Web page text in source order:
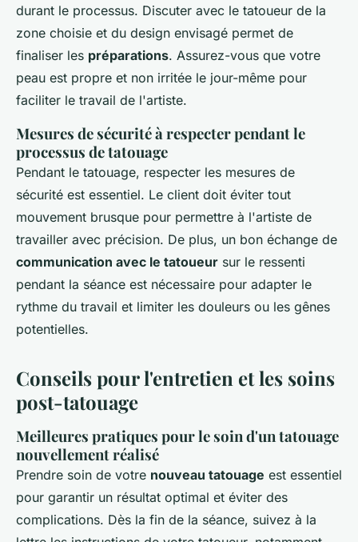
durant le processus. Discuter avec le tatoueur de la
zone choisie et du design envisagé permet de
finaliser les préparations. Assurez-vous que votre
peau est propre et non irritée le jour-même pour
faciliter le travail de l'artiste.
Mesures de sécurité à respecter pendant le
processus de tatouage
Pendant le tatouage, respecter les mesures de
sécurité est essentiel. Le client doit éviter tout
mouvement brusque pour permettre à l'artiste de
travailler avec précision. De plus, un bon échange de
communication avec le tatoueur sur le ressenti
pendant la séance est nécessaire pour adapter le
rythme du travail et limiter les douleurs ou les gênes
potentielles.
Conseils pour l'entretien et les soins
post-tatouage
Meilleures pratiques pour le soin d'un tatouage
nouvellement réalisé
Prendre soin de votre nouveau tatouage est essentiel
pour garantir un résultat optimal et éviter des
complications. Dès la fin de la séance, suivez à la